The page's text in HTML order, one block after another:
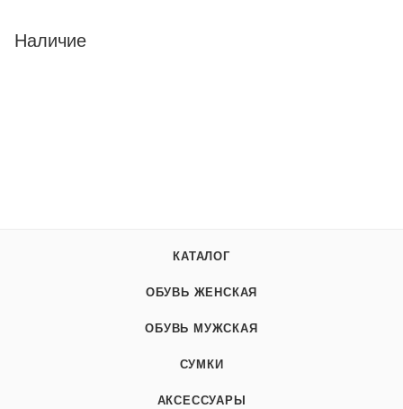
Наличие
КАТАЛОГ
ОБУВЬ ЖЕНСКАЯ
ОБУВЬ МУЖСКАЯ
СУМКИ
АКСЕССУАРЫ